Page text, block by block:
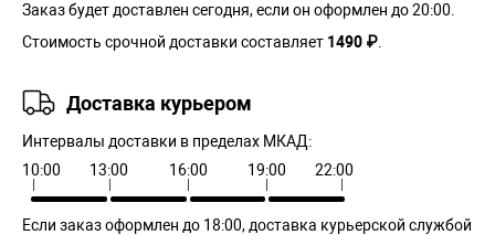
Заказ будет доставлен сегодня, если он оформлен до 20:00.
Стоимость срочной доставки составляет 1490 ₽
Доставка курьером
Интервалы доставки в пределах МКАД:
10:00
13:00 16:00 19:00 22:00
Если заказ оформлен до 18:00, доставка курьерской службой